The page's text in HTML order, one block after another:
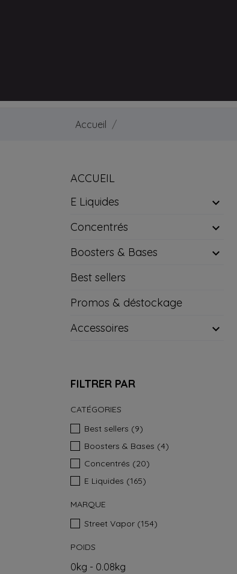
Accueil
ACCUEIL
E Liquides

Concentrés 
Boosters & Bases 
Best sellers
Promos & déstockage
Accessoires

FILTRER PAR
CATÉGORIES
Best sellers (9)
Boosters & Bases (4)
Concentrés (20)
E Liquides (165)
MARQUE
Street Vapor (154)
POIDS
0kg - 0.08kg